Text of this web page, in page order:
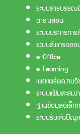
ระบบสารบรร
ตารางสอน
ระบบบริการกา
ระบบส่งเกรดอ
e-Office
e-Learning
เผยแพร่ผลงานวิ
ระบบแฟ้มสะสมง
ฐานข้อมูลอิเล็
ระบบรับแจ้งปัญ